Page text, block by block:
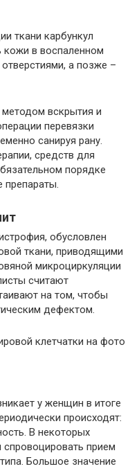
ткани карбункул
кожи в воспаленном
а позже –
методом вскрытия и
перевязки
санируя рану.
средств для
порядке
обусловлен
ткани, приводящими
микроциркуляции
считают
на том, чтобы
дефектом.
клетчатки на фото
у женщин в итоге
происходят:
В некоторых
спровоцировать прием
Большое значение